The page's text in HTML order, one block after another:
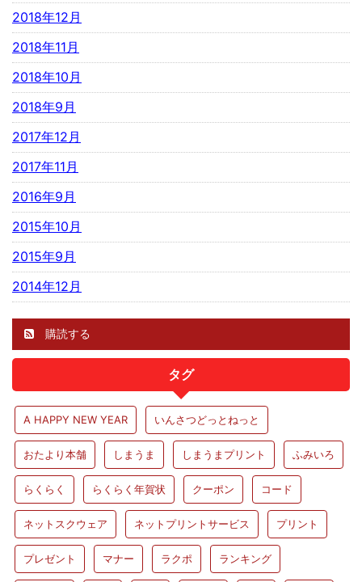
2018年12月
2018年11月
2018年10月
2018年9月
2017年12月
2017年11月
2016年9月
2015年10月
2015年9月
2014年12月
購読する
タグ
A HAPPY NEW YEAR いんさつどっとねっと
おたより本舗 しまうま しまうまプリント ふみいろ
らくらく らくらく年賀状 クーポン コード
ネットスクウェア ネットプリントサービス プリント
プレゼント マナー ラクポ ランキング